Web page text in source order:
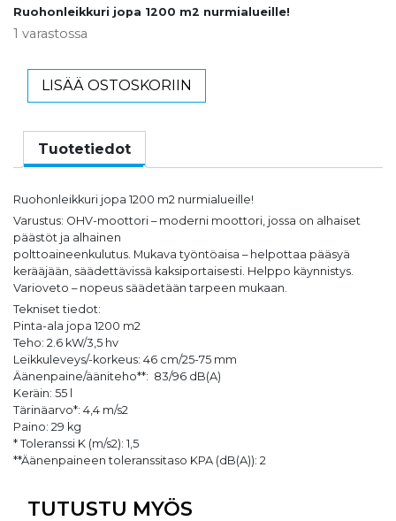
Ruohonleikkuri jopa 1200 m2 nurmialueille!
1 varastossa
LISÄÄ OSTOSKORIIN
Tuotetiedot
Ruohonleikkuri jopa 1200 m2 nurmialueille!
Varustus: OHV-moottori – moderni moottori, jossa on alhaiset
päästöt ja alhainen
polttoaineenkulutus. Mukava työntöaisa – helpottaa pääsyä
kerääjään, säädettävissä kaksiportaisesti. Helppo käynnistys.
Varioveto – nopeus säädetään tarpeen mukaan.
Tekniset tiedot:
Pinta-ala jopa 1200 m2
Teho: 2.6 kW/3,5 hv
Leikkuleveys/-korkeus: 46 cm/25-75 mm
Äänenpaine/ääniteho**: 83/96 dB(A)
Keräin: 55 l
Tärinäarvo*: 4,4 m/s2
Paino: 29 kg
* Toleranssi K (m/s2): 1,5
**Äänenpaineen toleranssitaso KPA (dB(A)): 2
TUTUSTU MYÖS